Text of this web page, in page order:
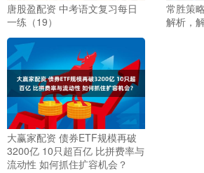
唐股盈配资 中考语文复习每日
一练（19）
常胜策
解析，
大赢家配资 债券ETF规模再破
3200亿 10只超百亿 比拼费率与
流动性 如何抓住扩容机会？